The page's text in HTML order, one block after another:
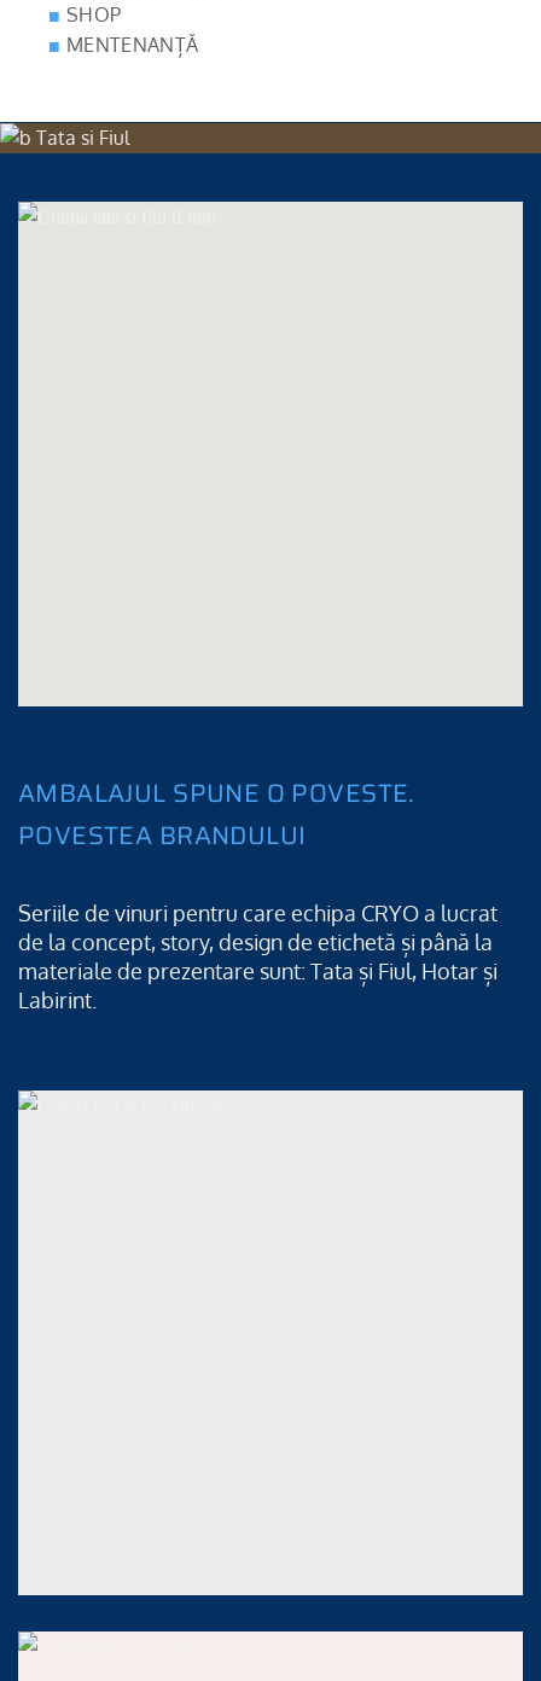
SHOP
MENTENANȚĂ
AMBALAJUL SPUNE O POVESTE.
POVESTEA BRANDULUI
Seriile de vinuri pentru care echipa CRYO a lucrat
de la concept, story, design de etichetă și până la
materiale de prezentare sunt: Tata și Fiul, Hotar și
Labirint.